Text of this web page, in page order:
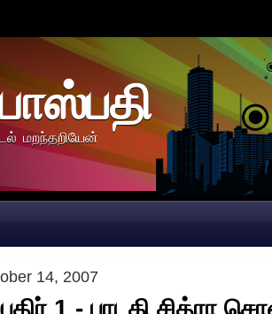
மறந்தறியேன்
14, 2007
1 - பாடகி சித்ரா